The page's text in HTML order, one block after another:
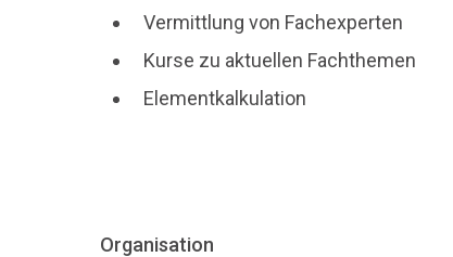
Vermittlung von Fachexperten
Kurse zu aktuellen Fachthemen
Elementkalkulation
Organisation